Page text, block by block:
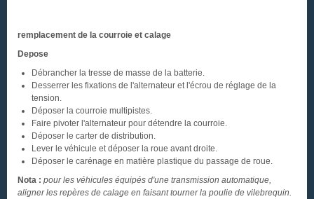
remplacement de la courroie et calage
Depose
Débrancher la tresse de masse de la batterie.
Desserrer les fixations de l'alternateur et l'écrou de réglage de la
tension.
Déposer la courroie multipistes.
Faire pivoter l'alternateur pour détendre la courroie.
Déposer le carter de distribution.
Lever le véhicule et déposer la roue avant droite.
Déposer le carénage en matière plastique du passage de roue.
Nota : pour les véhicules équipés d'une transmission automatique,
aligner les repères de calage en faisant tourner la poulie de vilebrequin.